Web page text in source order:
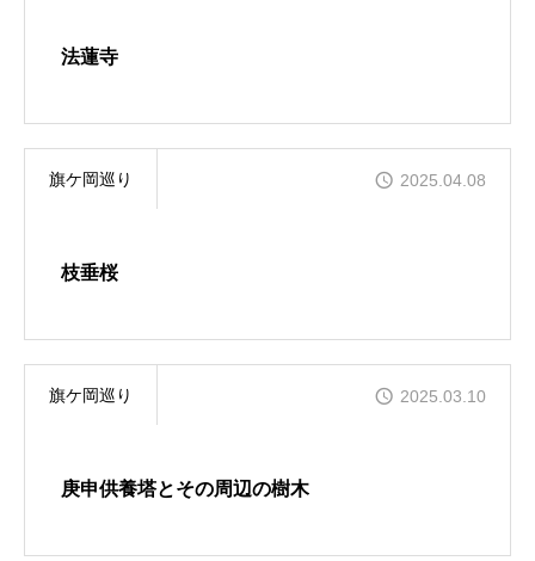
刊行物のご紹介
旗ケ岡だより
お問い合わせ・アクセス
法蓮寺
旗ケ岡巡り 2025.04.08
枝垂桜
旗ケ岡巡り 2025.03.10
庚申供養塔とその周辺の樹木